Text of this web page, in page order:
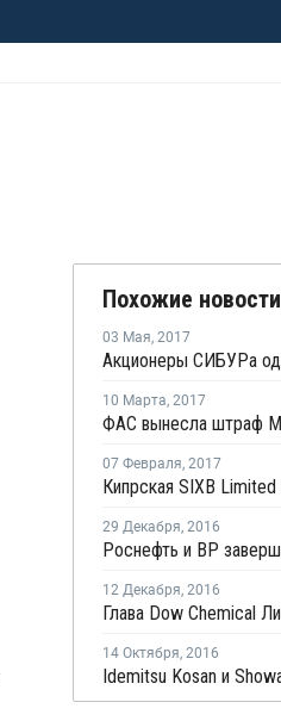
Похожие новости
03 Мая, 2017
10 Марта, 2017
07 Февраля, 2017
29 Декабря, 2016
12 Декабря, 2016
14 Октября, 2016